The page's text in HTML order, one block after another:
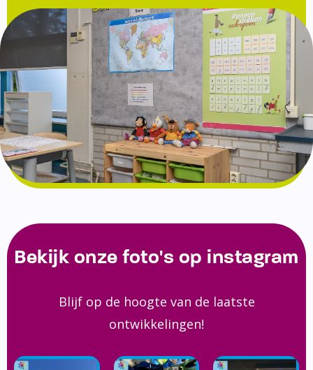
Bekijk onze foto's op instagram
Blijf op de hoogte van de laatste
ontwikkelingen!